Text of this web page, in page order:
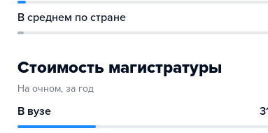
В среднем по стране
Стоимость магистратуры
На очном, за год
В вузе